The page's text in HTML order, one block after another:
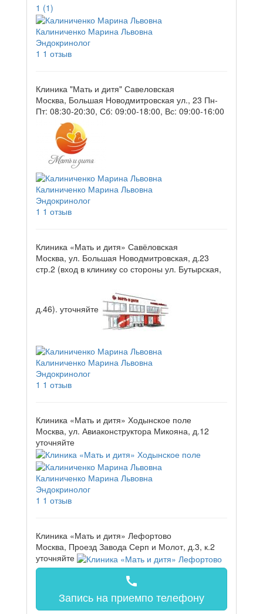
1 (1)
Калиниченко Марина Львовна
Эндокринолог
1 1 отзыв
Клиника "Мать и дитя" Савеловская
Москва, Большая Новодмитровская ул., 23 Пн-
Пт: 08:30-20:30, Сб: 09:00-18:00, Вс: 09:00-16:00
Калиниченко Марина Львовна
Эндокринолог
1 1 отзыв
Клиника «Мать и дитя» Савёловская
Москва, ул. Большая Новодмитровская, д.23
стр.2 (вход в клинику со стороны ул. Бутырская,
д.46). уточняйте
Калиниченко Марина Львовна
Эндокринолог
1 1 отзыв
Клиника «Мать и дитя» Ходынское поле
Москва, ул. Авиаконструктора Микояна, д.12
уточняйте
Калиниченко Марина Львовна
Эндокринолог
1 1 отзыв
Клиника «Мать и дитя» Лефортово
Москва, Проезд Завода Серп и Молот, д.3, к.2
уточняйте
call
Запись на приемпо телефону